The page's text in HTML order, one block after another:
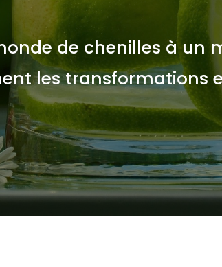
de chenilles à un
les transformations